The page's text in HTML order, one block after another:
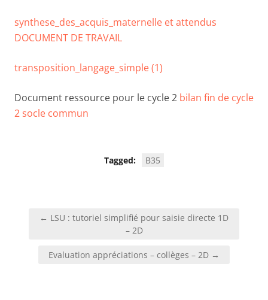
synthese_des_acquis_maternelle et attendus
DOCUMENT DE TRAVAIL
transposition_langage_simple (1)
Document ressource pour le cycle 2 bilan fin de cycle
2 socle commun
Tagged: B35
Navigation
← LSU : tutoriel simplifié pour saisie directe 1D
– 2D
Evaluation appréciations – collèges – 2D →